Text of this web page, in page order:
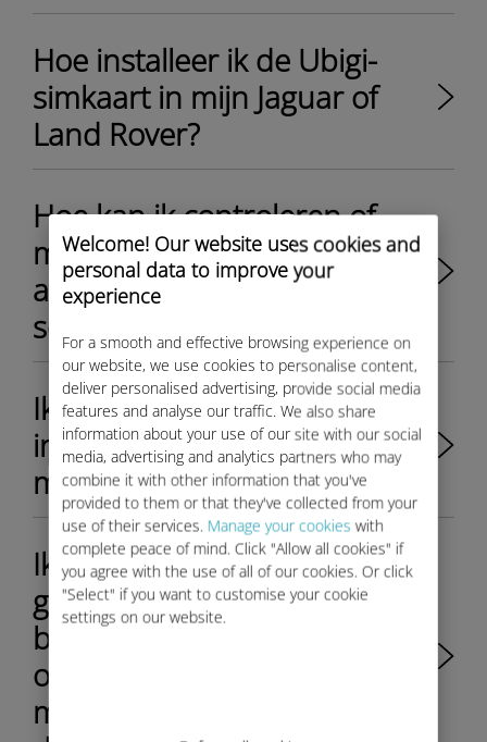
Welcome! Our website uses cookies and
personal data to improve your
experience
For a smooth and effective browsing experience on
our website, we use cookies to personalise content,
deliver personalised advertising, provide social media
features and analyse our traffic. We also share
information about your use of our site with our social
media, advertising and analytics partners who may
combine it with other information that you've
provided to them or that they've collected from your
use of their services. Manage your cookies with
complete peace of mind. Click "Allow all cookies" if
you agree with the use of all of our cookies. Or click
"Select" if you want to customise your cookie
settings on our website.
Hoe installeer ik de Ubigi-
simkaart in mijn Jaguar of
Land Rover?
Hoe kan ik controleren of
mijn Jaguar of Land Rover in
aanmerking komt voor Ubigi-
services?
Ik krijg geen netwerk op het
infotainmentscherm. Wat
moet ik doen?
Ik heb een opwaardering
gekocht en de betaling is
bevestigd, maar ik zie de
opwaardering niet terug in
mijn account. Wat moet ik